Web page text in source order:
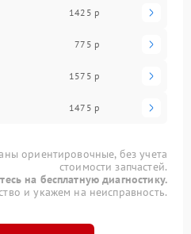
1425 р
775 р
1575 р
1475 р
ориентировочные, без учета
стоимости запчастей.
на бесплатную диагностику.
и укажем на неисправность.